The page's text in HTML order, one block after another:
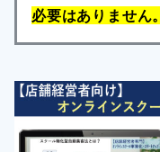
必要はありません。